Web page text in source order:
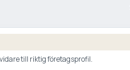
till riktig företagsprofil.